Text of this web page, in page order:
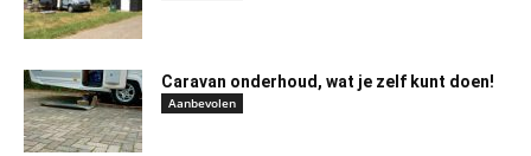
Caravan onderhoud, wat je zelf kunt doen!
Aanbevolen